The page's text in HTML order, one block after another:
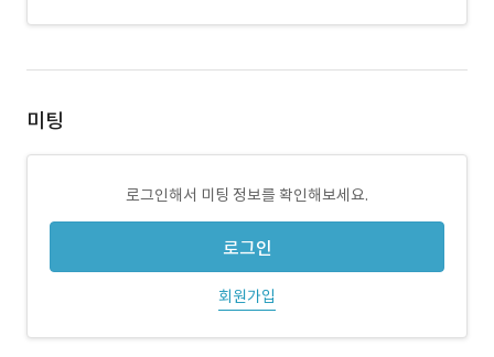
미팅
로그인해서 미팅 정보를 확인해보세요.
로그인
회원가입